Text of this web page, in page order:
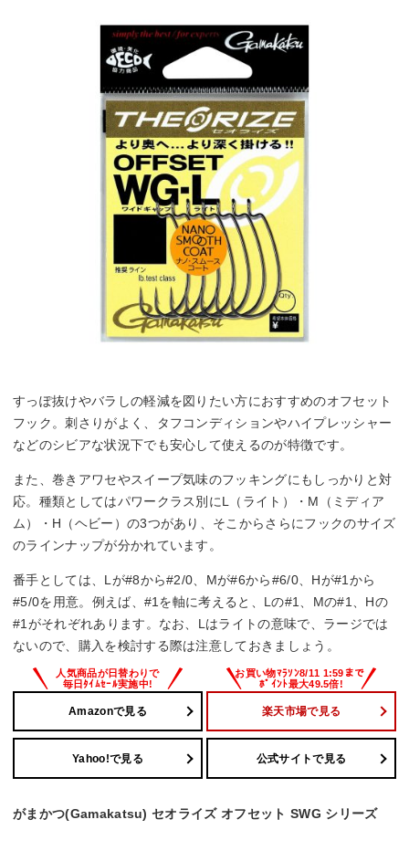
すっぽ抜けやバラしの軽減を図りたい方におすすめのオフセット
フック。刺さりがよく、タフコンディションやハイプレッシャー
などのシビアな状況下でも安心して使えるのが特徴です。
また、巻きアワセやスイープ気味のフッキングにもしっかりと対
応。種類としてはパワークラス別にL（ライト）・M（ミディア
ム）・H（ヘビー）の3つがあり、そこからさらにフックのサイズ
のラインナップが分かれています。
番手としては、Lが#8から#2/0、Mが#6から#6/0、Hが#1から
#5/0を用意。例えば、#1を軸に考えると、Lの#1、Mの#1、Hの
#1がそれぞれあります。なお、Lはライトの意味で、ラージでは
ないので、購入を検討する際は注意しておきましょう。
Amazonで見る 楽天市場で見る
Yahoo!で見る 公式サイトで見る
がまかつ(Gamakatsu) セオライズ オフセット SWG シリーズ